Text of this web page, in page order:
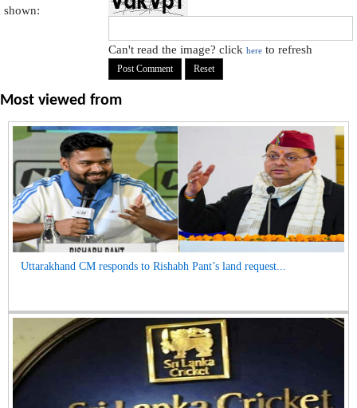
shown:
Can't read the image? clickhere to refresh
Most viewed from
Uttarakhand CM responds to Rishabh Pant’s land request...